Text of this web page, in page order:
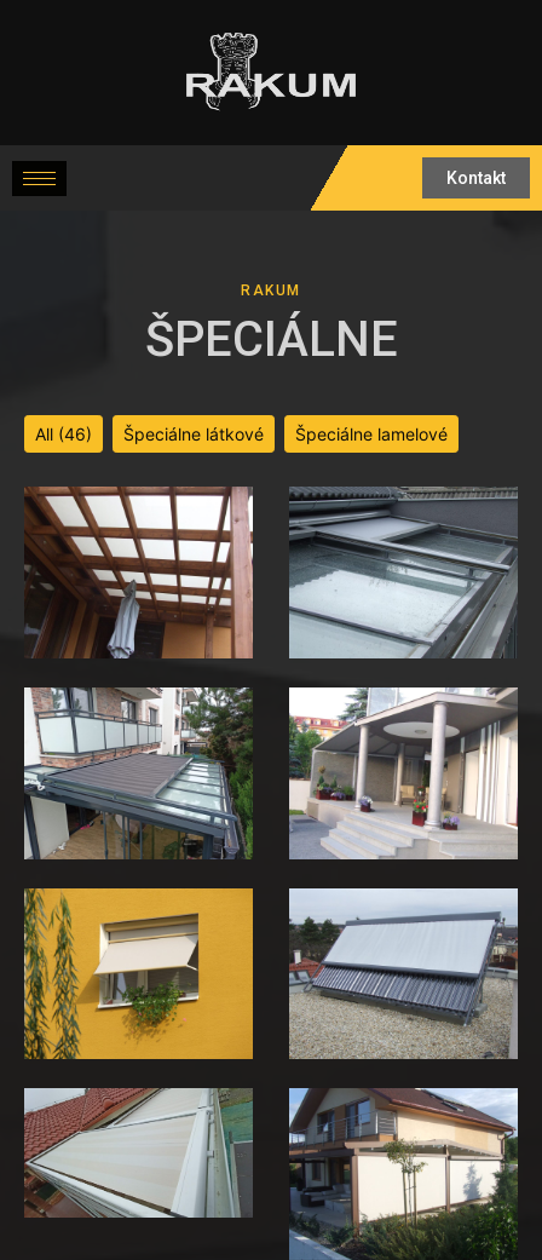
Kontakt
RAKUM
ŠPECIÁLNE
All (46) Špeciálne látkové Špeciálne lamelové